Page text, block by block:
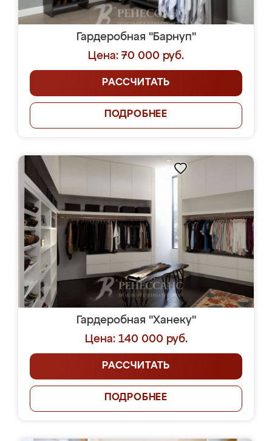
Гардеробная "Барнуп"
Цена: 70 000 руб.
РАССЧИТАТЬ
ПОДРОБНЕЕ
Гардеробная "Ханеку"
Цена: 140 000 руб.
РАССЧИТАТЬ
ПОДРОБНЕЕ